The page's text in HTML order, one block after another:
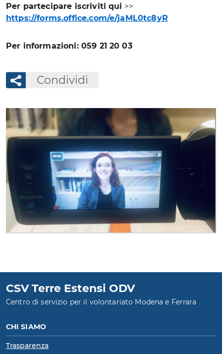
Per partecipare iscriviti qui >>
https://forms.office.com/e/jaML0tc8yR
Per informazioni: 059 21 20 03
Condividi
CSV Terre Estensi ODV
Centro di servizio per il volontariato Modena e Ferrara
CHI SIAMO
Trasparenza